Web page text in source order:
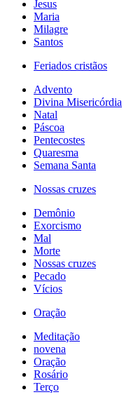
Jesus
Maria
Milagre
Santos
Feriados cristãos
Advento
Divina Misericórdia
Natal
Páscoa
Pentecostes
Quaresma
Semana Santa
Nossas cruzes
Demônio
Exorcismo
Mal
Morte
Nossas cruzes
Pecado
Vícios
Oração
Meditação
novena
Oração
Rosário
Terço